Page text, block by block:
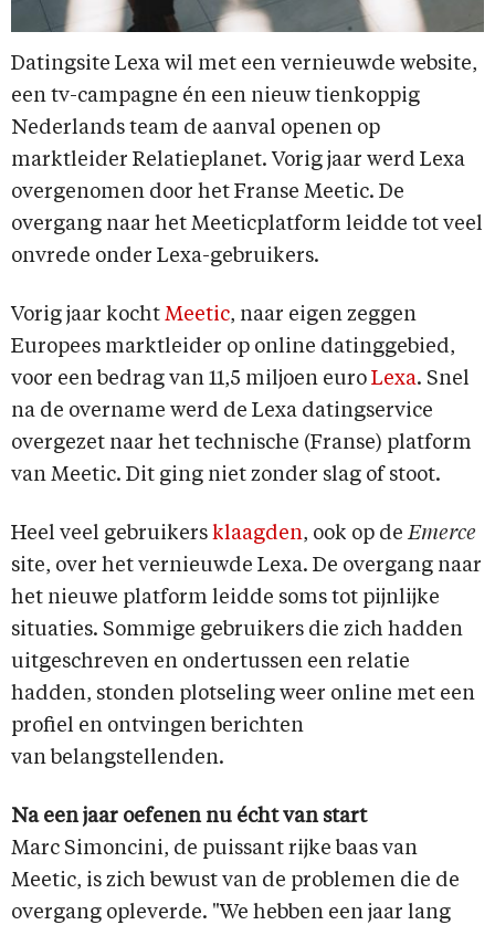
Datingsite Lexa wil met een vernieuwde website,
een tv-campagne én een nieuw tienkoppig
Nederlands team de aanval openen op
marktleider Relatieplanet. Vorig jaar werd Lexa
overgenomen door het Franse Meetic. De
overgang naar het Meeticplatform leidde tot veel
onvrede onder Lexa-gebruikers.
Vorig jaar kocht Meetic, naar eigen zeggen
Europees marktleider op online datinggebied,
voor een bedrag van 11,5 miljoen euro Lexa. Snel
na de overname werd de Lexa datingservice
overgezet naar het technische (Franse) platform
van Meetic. Dit ging niet zonder slag of stoot.
Heel veel gebruikers klaagden, ook op de Emerce
site, over het vernieuwde Lexa. De overgang naar
het nieuwe platform leidde soms tot pijnlijke
situaties. Sommige gebruikers die zich hadden
uitgeschreven en ondertussen een relatie
hadden, stonden plotseling weer online met een
profiel en ontvingen berichten
van belangstellenden.
Na een jaar oefenen nu écht van start
Marc Simoncini, de puissant rijke baas van
Meetic, is zich bewust van de problemen die de
overgang opleverde. "We hebben een jaar lang